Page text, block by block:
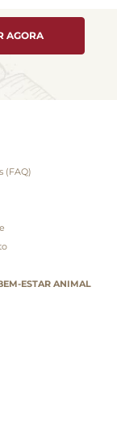
AGORA
(FAQ)
ESTAR ANIMAL